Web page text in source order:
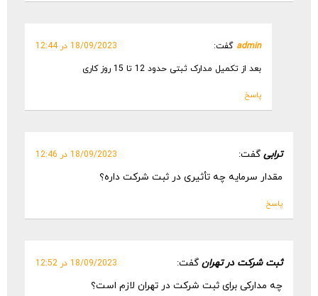
admin گفت: 18/09/2023 در 12:44
بعد از تکمیل مدارک ثبتی حدود 12 تا 15 روز کاری
پاسخ
ترابی گفت: 18/09/2023 در 12:46
مقدار سرمایه چه تأثیری در ثبت شرکت داره؟
پاسخ
ثبت شرکت در تهران گفت: 18/09/2023 در 12:52
چه مدارکی برای ثبت شرکت در تهران لازم است؟